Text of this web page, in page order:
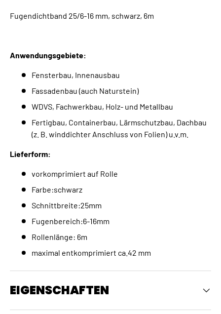
Fugendichtband 25/6-16 mm, schwarz, 6m
Anwendungsgebiete:
Fensterbau, Innenausbau
Fassadenbau (auch Naturstein)
WDVS, Fachwerkbau, Holz- und Metallbau
Fertigbau, Containerbau, Lärmschutzbau, Dachbau
(z. B. winddichter Anschluss von Folien) u.v.m.
Lieferform:
vorkomprimiert auf Rolle
Farbe:schwarz
Schnittbreite:25mm
Fugenbereich:6-16mm
Rollenlänge: 6m
maximal entkomprimiert ca.42 mm
EIGENSCHAFTEN